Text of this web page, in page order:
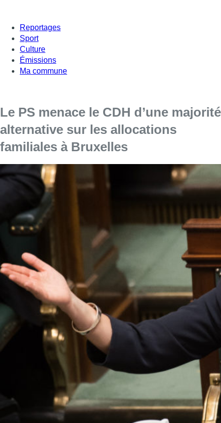
Reportages
Sport
Culture
Émissions
Ma commune
Le PS menace le CDH d’une majorité
alternative sur les allocations
familiales à Bruxelles